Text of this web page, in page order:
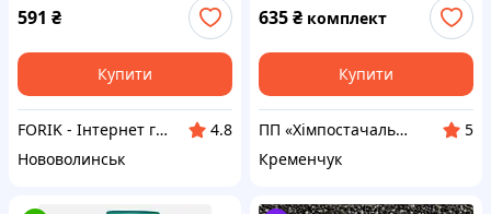
591 ₴
Купити
FORIK - Інтернет гіпермаркет
4.8
Нововолинськ
635₴ комплект
Купити
ПП «Хімпостачальник»
5
Кременчук